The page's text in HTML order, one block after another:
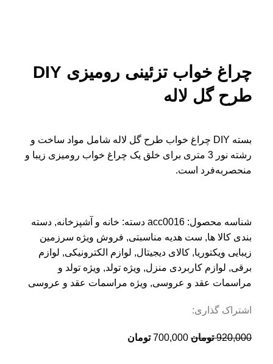
چراغ خواب تزئینی رومیزی DIY
طرح گل لاله
بسته DIY چراغ خواب طرح گل لاله شامل مواد ساخت و
رشته نور 3 متری برای خلق یک چراغ خواب رومیزی زیبا و
منحصربه‌فرد است.
شناسه محصول: acc0016 دسته: خانه و آشپزخانه, دسته
بندی کالا ها, ست هدیه مناسبتی, فروش ویژه سرزمین
زیبایی ویکتوریا, کالای دیجیتال, لوازم الکترونیکی, لوازم
برقی, لوازم کاربردی منزل, ویژه تولد, ویژه تولد و
مراسمات عقد و عروسی, ویژه مراسمات عقد و عروسی
اشتراک گذاری:
920,000 تومان 700,000 تومان